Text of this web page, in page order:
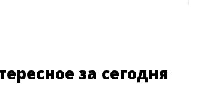
за сегодня